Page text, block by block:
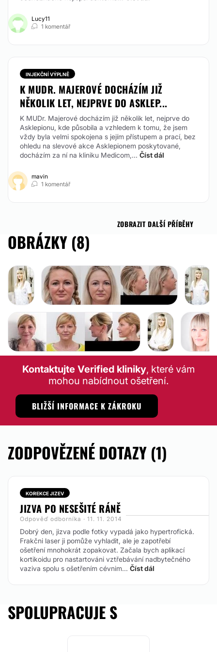
Jiné
Lucy11
1 komentář
INJEKČNÍ VÝPLNĚ
K MUDR. MAJEROVÉ DOCHÁZÍM JIŽ
NĚKOLIK LET, NEJPRVE DO ASKLEP...
K MUDr. Majerové docházím již několik let, nejprve do
Asklepionu, kde působila a vzhledem k tomu, že jsem
vždy byla velmi spokojena s jejím přístupem a prací, bez
ohledu na slevové akce Asklepionem poskytované,
docházím za ní na kliniku Medicom,... Číst dál
mavin
1 komentář
ZOBRAZIT DALŠÍ PŘÍBĚHY
OBRÁZKY (8)
Kontaktujte Verified kliniky, které vám
mohou nabídnout ošetření.
BLIŽŠÍ INFORMACE K ZÁKROKU
ZODPOVĚZENÉ DOTAZY (1)
KOREKCE JIZEV
JIZVA PO NESEŠITÉ RÁNĚ
Odpověď odborníka · 11. 11. 2014
Dobrý den, jizva podle fotky vypadá jako hypertrofická.
Frakčni laser ji pomůže vyhladit, ale je zapotřebí
ošetření mnohokrát zopakovat. Začala bych aplikací
kortikoidu pro nastartováni vztřebávání nadbytečného
vaziva spolu s ošetřením cévnim... Číst dál
SPOLUPRACUJE S